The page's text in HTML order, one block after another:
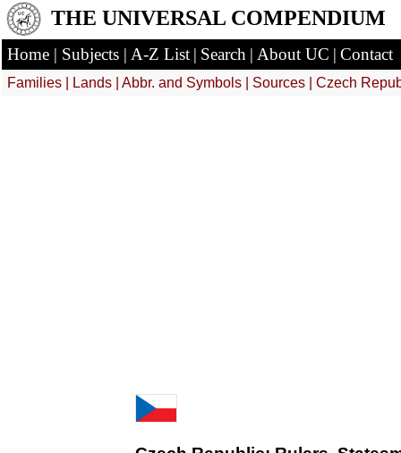
THE UNIVERSAL COMPENDIUM
Home | Subjects | A-Z List | Search | About UC | Contact
Families Lands | Abbr. and Symbols Sources Czech